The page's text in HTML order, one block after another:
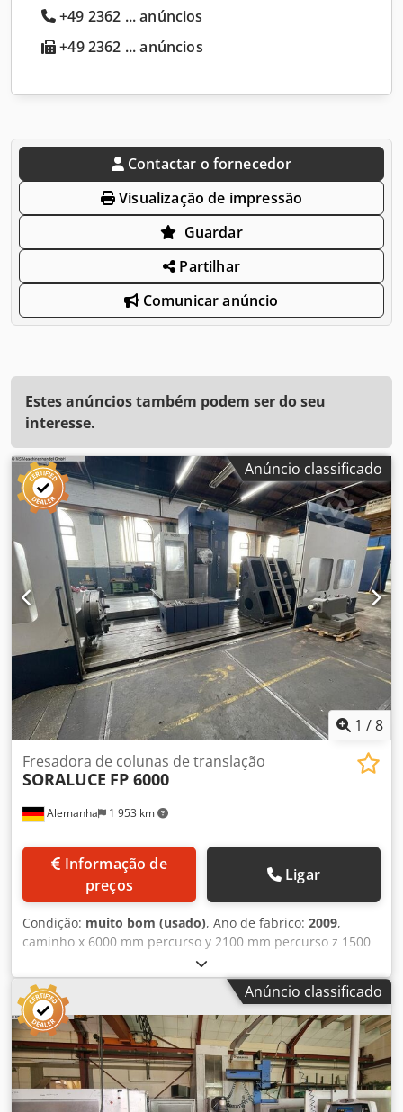
+49 2362 ... anúncios
+49 2362 ... anúncios
Contactar o fornecedor
Visualização de impressão
Guardar
Partilhar
Comunicar anúncio
Estes anúncios também podem ser do seu
interesse.
Anúncio classificado
1 /8
Alemanha 1 953 km
Fresadora de colunas de translação
SORALUCE FP 6000
preços
Ligar
Condição: muito bom (usado), Ano de fabrico: 2009,
caminho x 6000 mm percurso y 2100 mm percurso z 1500
mm Controlo HEIDENHAIN iTNC 530 Avanço 2- 20 m/min
Velocidades do fuso 20 -4000 rpm Dimensões da mesa -
longitudinal 7000 mm Dimensões da mesa - transversal
2000 mm Potência total necessária 79 kW Peso da máquina
aprox. 55 toneladas Cedpfx Aqovwgl Aogjha Espaço
necessário aprox. 15 x 7 x 4,6 m A SORALUCE FP6000 está
em muito bom estado. Acessórios opcionais: # Ângulo de
fixação: 5'000.-€ # Cubo de fixação: 2'000.-€ # Várias
Anúncio classificado